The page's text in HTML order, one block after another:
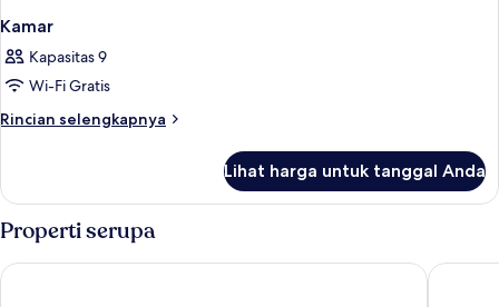
Kamar
Kapasitas 9
Wi-Fi Gratis
Rincian selengkapnya
Rincian
Kamar
Lihat harga untuk tanggal Anda
Properti serupa
Hotel Avra by Smile hotels Sofitel